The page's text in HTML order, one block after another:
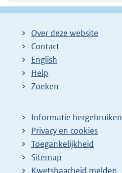
Over deze website
Contact
English
Help
Zoeken
Informatie hergebruiken
Privacy en cookies
Toegankelijkheid
Sitemap
E
Kwetsbaarheid melden